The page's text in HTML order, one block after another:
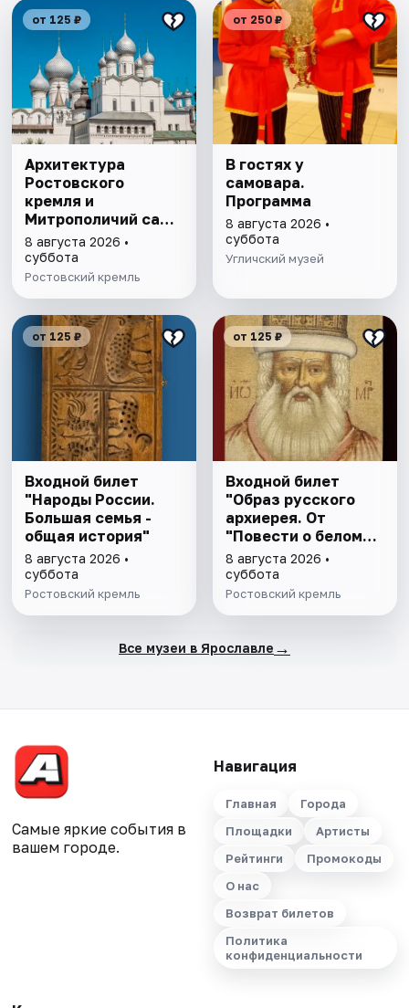
от 125 ₽
Архитектура
Ростовского
кремля и
Митрополичий сад,
выставка
"Митрополичье
варенье"
8 августа 2026 •
суббота
Ростовский кремль
от 250 ₽
В гостях у
самовара.
Программа
8 августа 2026 •
суббота
Угличский музей
от 125 ₽
Входной билет
"Народы России.
Большая семья -
общая история"
8 августа 2026 •
суббота
Ростовский кремль
от 125 ₽
Входной билет
"Образ русского
архиерея. От
"Повести о белом
клобуке" до
восстановления
патриаршества"
8 августа 2026 •
суббота
Ростовский кремль
Все музеи в Ярославле →
Самые яркие события в
вашем городе.
Навигация
Главная
Города
Площадки
Артисты
Рейтинги
Промокоды
О нас
Возврат билетов
Политика
конфиденциальности